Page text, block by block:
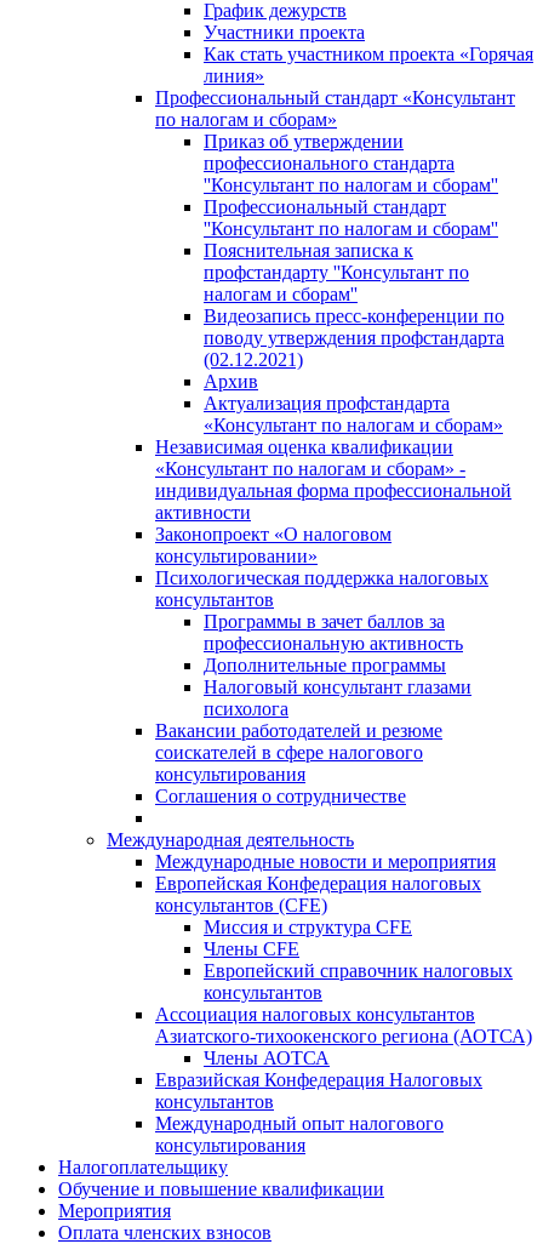
График дежурств
Участники проекта
Как стать участником проекта «Горячая
линия»
Профессиональный стандарт «Консультант
по налогам и сборам»
Приказ об утверждении
профессионального стандарта
''Консультант по налогам и сборам''
Профессиональный стандарт
''Консультант по налогам и сборам''
Пояснительная записка к
профстандарту ''Консультант по
налогам и сборам''
Видеозапись пресс-конференции по
поводу утверждения профстандарта
(02.12.2021)
Архив
Актуализация профстандарта
«Консультант по налогам и сборам»
Независимая оценка квалификации
«Консультант по налогам и сборам» -
индивидуальная форма профессиональной
активности
Законопроект «О налоговом
консультировании»
Психологическая поддержка налоговых
консультантов
Программы в зачет баллов за
профессиональную активность
Дополнительные программы
Налоговый консультант глазами
психолога
Вакансии работодателей и резюме
соискателей в сфере налогового
консультирования
Соглашения о сотрудничестве
Международная деятельность
Международные новости и мероприятия
Европейская Конфедерация налоговых
консультантов (CFE)
Миссия и структура CFE
Члены CFE
Европейский справочник налоговых
консультантов
Ассоциация налоговых консультантов
Азиатского-тихоокенского региона (АОТСА)
Члены АОТСА
Евразийская Конфедерация Налоговых
консультантов
Международный опыт налогового
консультирования
Налогоплательщику
Обучение и повышение квалификации
Мероприятия
Оплата членских взносов